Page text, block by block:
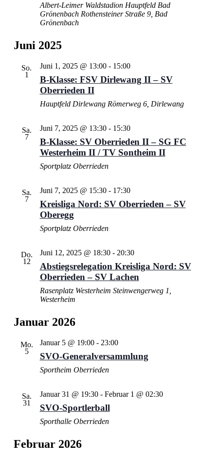
Albert-Leimer Waldstadion Hauptfeld Bad
Grönenbach Rothensteiner Straße 9, Bad
Grönenbach
Juni 2025
So.
1
Juni 1, 2025 @ 13:00- 15:00
B-Klasse: FSV Dirlewang II – SV
Oberrieden II
Hauptfeld Dirlewang Römerweg 6, Dirlewang
Sa.
7
Juni 7, 2025 @ 13:30- 15:30
B-Klasse: SV Oberrieden II – SG FC
Westerheim II / TV Sontheim II
Sportplatz Oberrieden
Sa.
7
Juni 7, 2025 @ 15:30- 17:30
Kreisliga Nord: SV Oberrieden – SV
Oberegg
Sportplatz Oberrieden
Do.
12
Juni 12, 2025 @ 18:30- 20:30
Abstiegsrelegation Kreisliga Nord: SV
Oberrieden – SV Lachen
Rasenplatz Westerheim Steinwengerweg 1,
Westerheim
Januar 2026
Mo.
5
Januar 5 @ 19:00- 23:00
SVO-Generalversammlung
Sportheim Oberrieden
Sa.
31
Januar 31 @ 19:30- Februar 1 @ 02:30
SVO-Sportlerball
Sporthalle Oberrieden
Februar 2026